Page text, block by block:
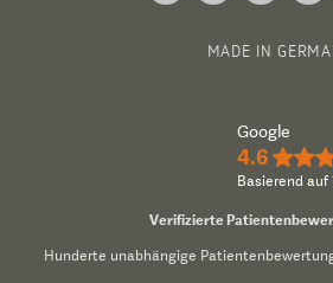
MADE IN
Google
4.6
Basierend auf
Verifizierte
Hunderte unabhängige